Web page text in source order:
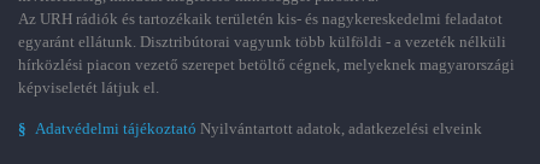
Az URH rádiók és tartozékaik területén kis- és nagykereskedelmi feladatot
egyaránt ellátunk. Disztribútorai vagyunk több külföldi - a vezeték nélküli
hírközlési piacon vezető szerepet betöltő cégnek, melyeknek magyarországi
képviseletét látjuk el.
§ Adatvédelmi tájékoztató Nyilvántartott adatok, adatkezelési elveink